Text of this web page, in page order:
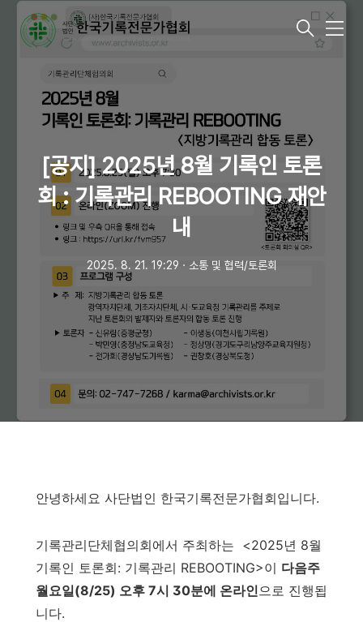
메
[공지] 2025년 8월 기록인 토론
회 : 기록관리 REBOOTING 재안
내
2025. 8. 21. 19:29 ㆍ 소통 및 협력/토론회
안녕하세요 사단법인 한국기록전문가협회입니다.
기록관리단체협의회에서 주최하는 <2025년 8월
기록인 토론회: 기록관리 REBOOTING>이 다음주
월요일(8/25) 오후 7시 30분에 온라인으로 진행됩
니다.